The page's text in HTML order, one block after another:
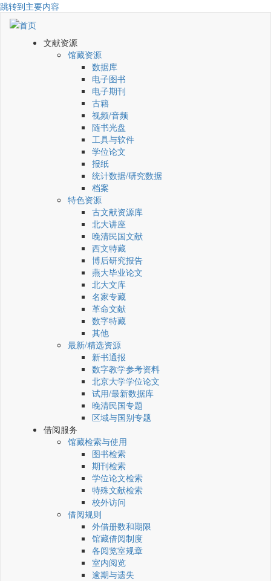
跳转到主要内容
文献资源
馆藏资源
数据库
电子图书
电子期刊
古籍
视频/音频
随书光盘
工具与软件
学位论文
报纸
统计数据/研究数据
档案
特色资源
古文献资源库
北大讲座
晚清民国文献
西文特藏
博后研究报告
燕大毕业论文
北大文库
名家专藏
革命文献
数字特藏
其他
最新/精选资源
新书通报
数字教学参考资料
北京大学学位论文
试用/最新数据库
晚清民国专题
区域与国别专题
借阅服务
馆藏检索与使用
图书检索
期刊检索
学位论文检索
特殊文献检索
校外访问
借阅规则
外借册数和期限
馆藏借阅制度
各阅览室规章
室内阅览
逾期与遗失